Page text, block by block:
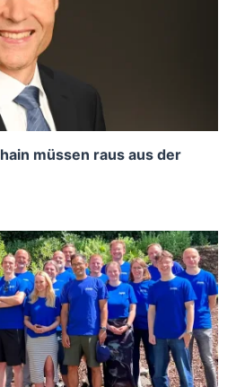
müssen raus aus der